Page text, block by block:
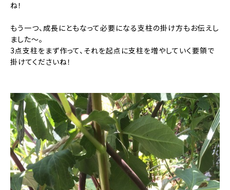
ね！
もう一つ、成長にともなって必要になる支柱の掛け方もお伝えし
ました〜。
3点支柱をまず作って、それを起点に支柱を増やしていく要領で
掛けてくださいね！